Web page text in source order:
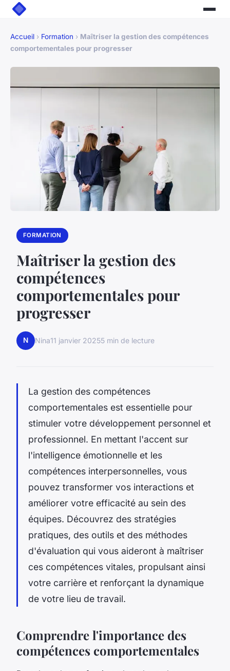
Accueil › Formation › Maîtriser la gestion des compétences
comportementales pour progresser
FORMATION
Maîtriser la gestion des
compétences
comportementales pour
progresser
N Nina11 janvier 20255 min de lecture
La gestion des compétences
comportementales est essentielle pour
stimuler votre développement personnel et
professionnel. En mettant l'accent sur
l'intelligence émotionnelle et les
compétences interpersonnelles, vous
pouvez transformer vos interactions et
améliorer votre efficacité au sein des
équipes. Découvrez des stratégies
pratiques, des outils et des méthodes
d'évaluation qui vous aideront à maîtriser
ces compétences vitales, propulsant ainsi
votre carrière et renforçant la dynamique
de votre lieu de travail.
Comprendre l'importance des
compétences comportementales